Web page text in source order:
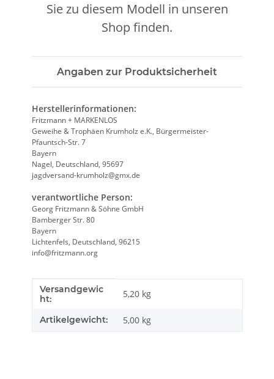
Sie zu diesem Modell in unseren
Shop finden.
Angaben zur Produktsicherheit
Herstellerinformationen:
Fritzmann + MARKENLOS
Geweihe & Trophäen Krumholz e.K., Bürgermeister-
Pfauntsch-Str. 7
Bayern
Nagel, Deutschland, 95697
jagdversand-krumholz@gmx.de
verantwortliche Person:
Georg Fritzmann & Söhne GmbH
Bamberger Str. 80
Bayern
Lichtenfels, Deutschland, 96215
info@fritzmann.org
Produkteigenschaft
Wert
Versandgewic
ht:
5,20 kg
Artikelgewicht: 5,00 kg